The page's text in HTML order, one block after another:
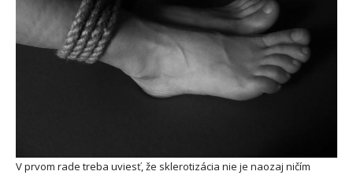
V prvom rade treba uviesť, že sklerotizácia nie je naozaj ničím